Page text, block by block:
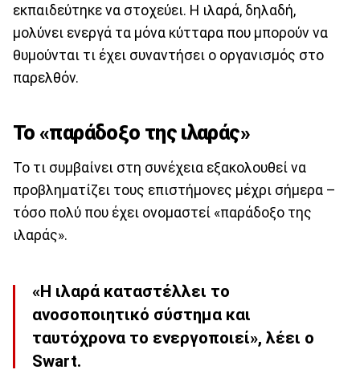
εκπαιδεύτηκε να στοχεύει. Η ιλαρά, δηλαδή,
μολύνει ενεργά τα μόνα κύτταρα που μπορούν να
θυμούνται τι έχει συναντήσει ο οργανισμός στο
παρελθόν.
Το «παράδοξο της ιλαράς»
Το τι συμβαίνει στη συνέχεια εξακολουθεί να
προβληματίζει τους επιστήμονες μέχρι σήμερα –
τόσο πολύ που έχει ονομαστεί «παράδοξο της
ιλαράς».
«Η ιλαρά καταστέλλει το
ανοσοποιητικό σύστημα και
ταυτόχρονα το ενεργοποιεί», λέει ο
Swart.